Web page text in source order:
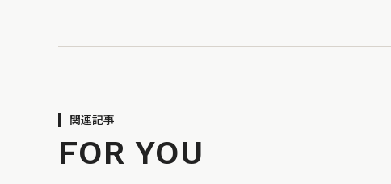
関連記事
FOR YOU